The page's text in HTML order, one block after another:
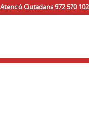
Atenció Ciutadana 972 570 102